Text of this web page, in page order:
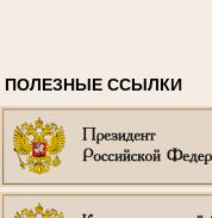
ПОЛЕЗНЫЕ ССЫЛКИ